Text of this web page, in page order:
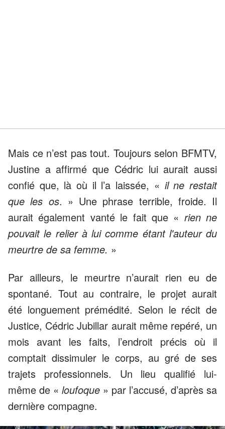
Mais ce n’est pas tout. Toujours selon BFMTV,
Justine a affirmé que Cédric lui aurait aussi
confié que, là où il l’a laissée, « il ne restait
que les os. » Une phrase terrible, froide. Il
aurait également vanté le fait que « rien ne
pouvait le relier à lui comme étant l'auteur du
meurtre de sa femme. »
Par ailleurs, le meurtre n’aurait rien eu de
spontané. Tout au contraire, le projet aurait
été longuement prémédité. Selon le récit de
Justice, Cédric Jubillar aurait même repéré, un
mois avant les faits, l’endroit précis où il
comptait dissimuler le corps, au gré de ses
trajets professionnels. Un lieu qualifié lui-
même de « loufoque » par l’accusé, d’après sa
dernière compagne.